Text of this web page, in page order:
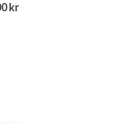
kr